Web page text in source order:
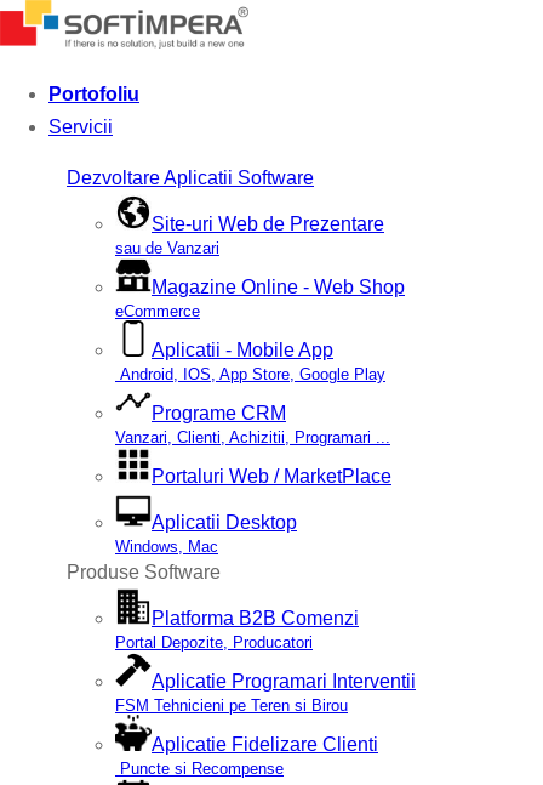
Portofoliu
Servicii
Dezvoltare Aplicatii Software
Site-uri Web de Prezentare
sau de Vanzari
Magazine Online - Web Shop
eCommerce
Aplicatii - Mobile App
Android, IOS, App Store, Google Play
Programe CRM
Vanzari, Clienti, Achizitii, Programari ...
Portaluri Web / MarketPlace
Aplicatii Desktop
Windows, Mac
Produse Software
Platforma B2B Comenzi
Portal Depozite, Producatori
Aplicatie Programari Interventii
FSM Tehnicieni pe Teren si Birou
Aplicatie Fidelizare Clienti
Puncte si Recompense